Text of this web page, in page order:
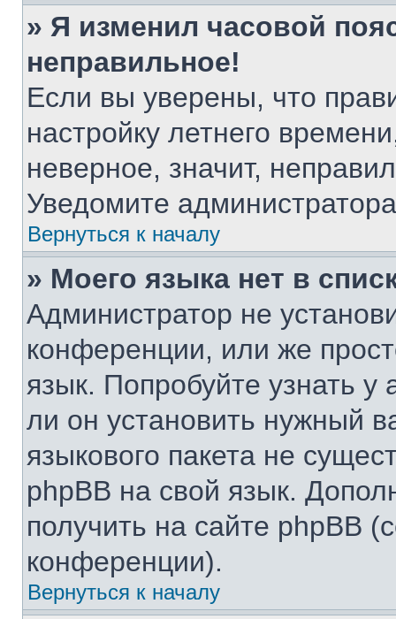
» Я изменил часовой
неправильное!
Если вы уверены, что
настройку летнего
неверное, значит,
Уведомите
Вернуться к началу
» Моего языка нет в
Администратор не
конференции, или же
язык. Попробуйте узнать
ли он установить нужный
языкового пакета не
phpBB на свой язык.
получить на сайте phpBB
конференции).
Вернуться к началу